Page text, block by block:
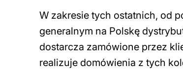
W zakresie tych ostatnich, od
generalnym na Polskę
dostarcza zamówione przez
realizuje domówienia z tych